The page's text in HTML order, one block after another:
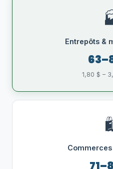
Entrepôts &
1,80 $ –